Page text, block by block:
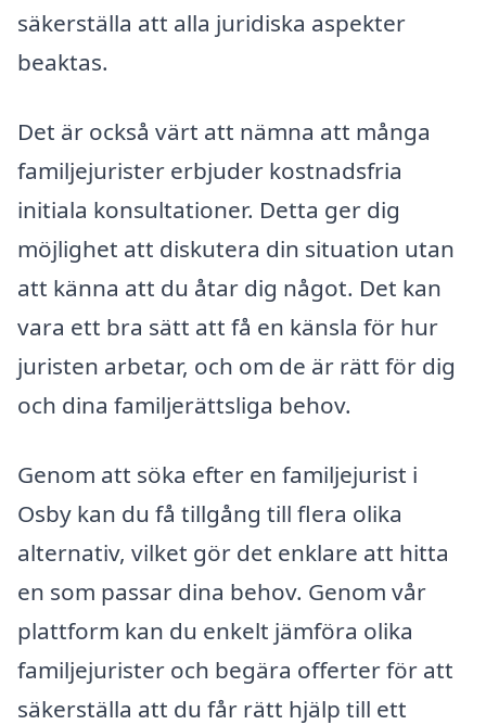
säkerställa att alla juridiska aspekter
beaktas.
Det är också värt att nämna att många
familjejurister erbjuder kostnadsfria
initiala konsultationer. Detta ger dig
möjlighet att diskutera din situation utan
att känna att du åtar dig något. Det kan
vara ett bra sätt att få en känsla för hur
juristen arbetar, och om de är rätt för dig
och dina familjerättsliga behov.
Genom att söka efter en familjejurist i
Osby kan du få tillgång till flera olika
alternativ, vilket gör det enklare att hitta
en som passar dina behov. Genom vår
plattform kan du enkelt jämföra olika
familjejurister och begära offerter för att
säkerställa att du får rätt hjälp till ett